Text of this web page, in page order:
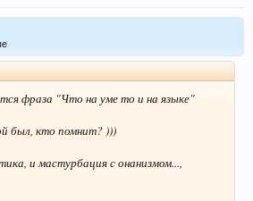
фраза "Что на уме то и на языке"
был, кто помнит? )))
и мастурбация с онанизмом...,